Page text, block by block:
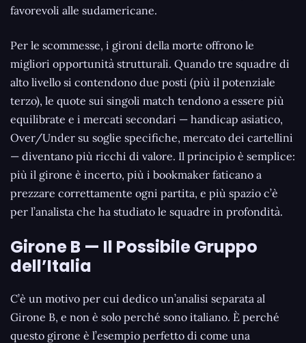
favorevoli alle sudamericane.
Per le scommesse, i gironi della morte offrono le
migliori opportunità strutturali. Quando tre squadre di
alto livello si contendono due posti (più il potenziale
terzo), le quote sui singoli match tendono a essere più
equilibrate e i mercati secondari — handicap asiatico,
Over/Under su soglie specifiche, mercato dei cartellini
— diventano più ricchi di valore. Il principio è semplice:
più il girone è incerto, più i bookmaker faticano a
prezzare correttamente ogni partita, e più spazio c’è
per l’analista che ha studiato le squadre in profondità.
Girone B — Il Possibile Gruppo
dell’Italia
C’è un motivo per cui dedico un’analisi separata al
Girone B, e non è solo perché sono italiano. È perché
questo girone è l’esempio perfetto di come una